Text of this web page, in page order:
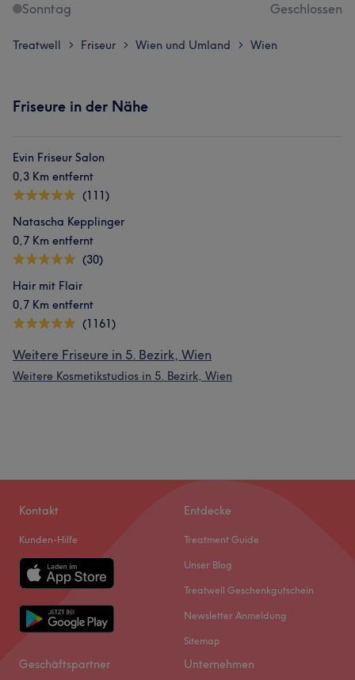
Sonntag
Geschlossen
Treatwell > Friseur > Wien und Umland > Wien
Friseure in der Nähe
Evin Friseur Salon
0,3 Km entfernt
(111)
Natascha Kepplinger
0,7 Km entfernt
(30)
Hair mit Flair
0,7 Km entfernt
(1161)
Weitere Friseure in 5. Bezirk, Wien
Weitere Kosmetikstudios in 5. Bezirk, Wien
Kontakt
Kunden-Hilfe
Entdecke
Treatment Guide
Unser Blog
Treatwell Geschenkgutschein
Newsletter Anmeldung
Sitemap
Geschäftspartner Unternehmen